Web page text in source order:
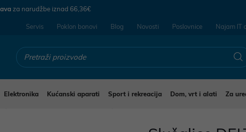
za narudžbe iznad 66,36€
Servis Poklon bonovi Blog Novosti Poslovnice Najam IT
Elektronika Kućanski aparati Sport i rekreacija Dom, vrt i alati Za